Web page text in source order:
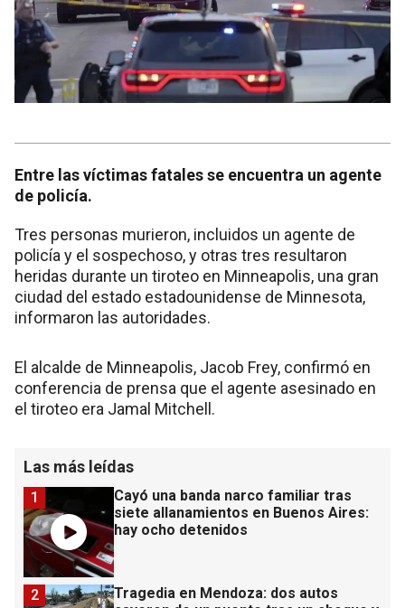
Entre las víctimas fatales se encuentra un agente
de policía.
Tres personas murieron, incluidos un agente de
policía y el sospechoso, y otras tres resultaron
heridas durante un tiroteo en Minneapolis, una gran
ciudad del estado estadounidense de Minnesota,
informaron las autoridades.
El alcalde de Minneapolis, Jacob Frey, confirmó en
conferencia de prensa que el agente asesinado en
el tiroteo era Jamal Mitchell.
Las más leídas
Cayó una banda narco familiar tras
siete allanamientos en Buenos Aires:
hay ocho detenidos
1
Tragedia en Mendoza: dos autos
2